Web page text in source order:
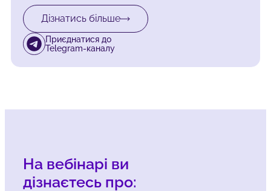
Дізнатись більше
Приєднатися до
Telegram-каналу
На вебінарі ви
дізнаєтесь про: